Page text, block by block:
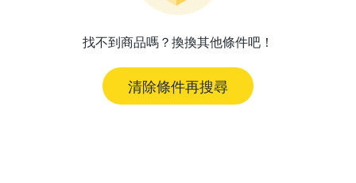
找不到商品嗎？換換其他條件吧！
清除條件再搜尋